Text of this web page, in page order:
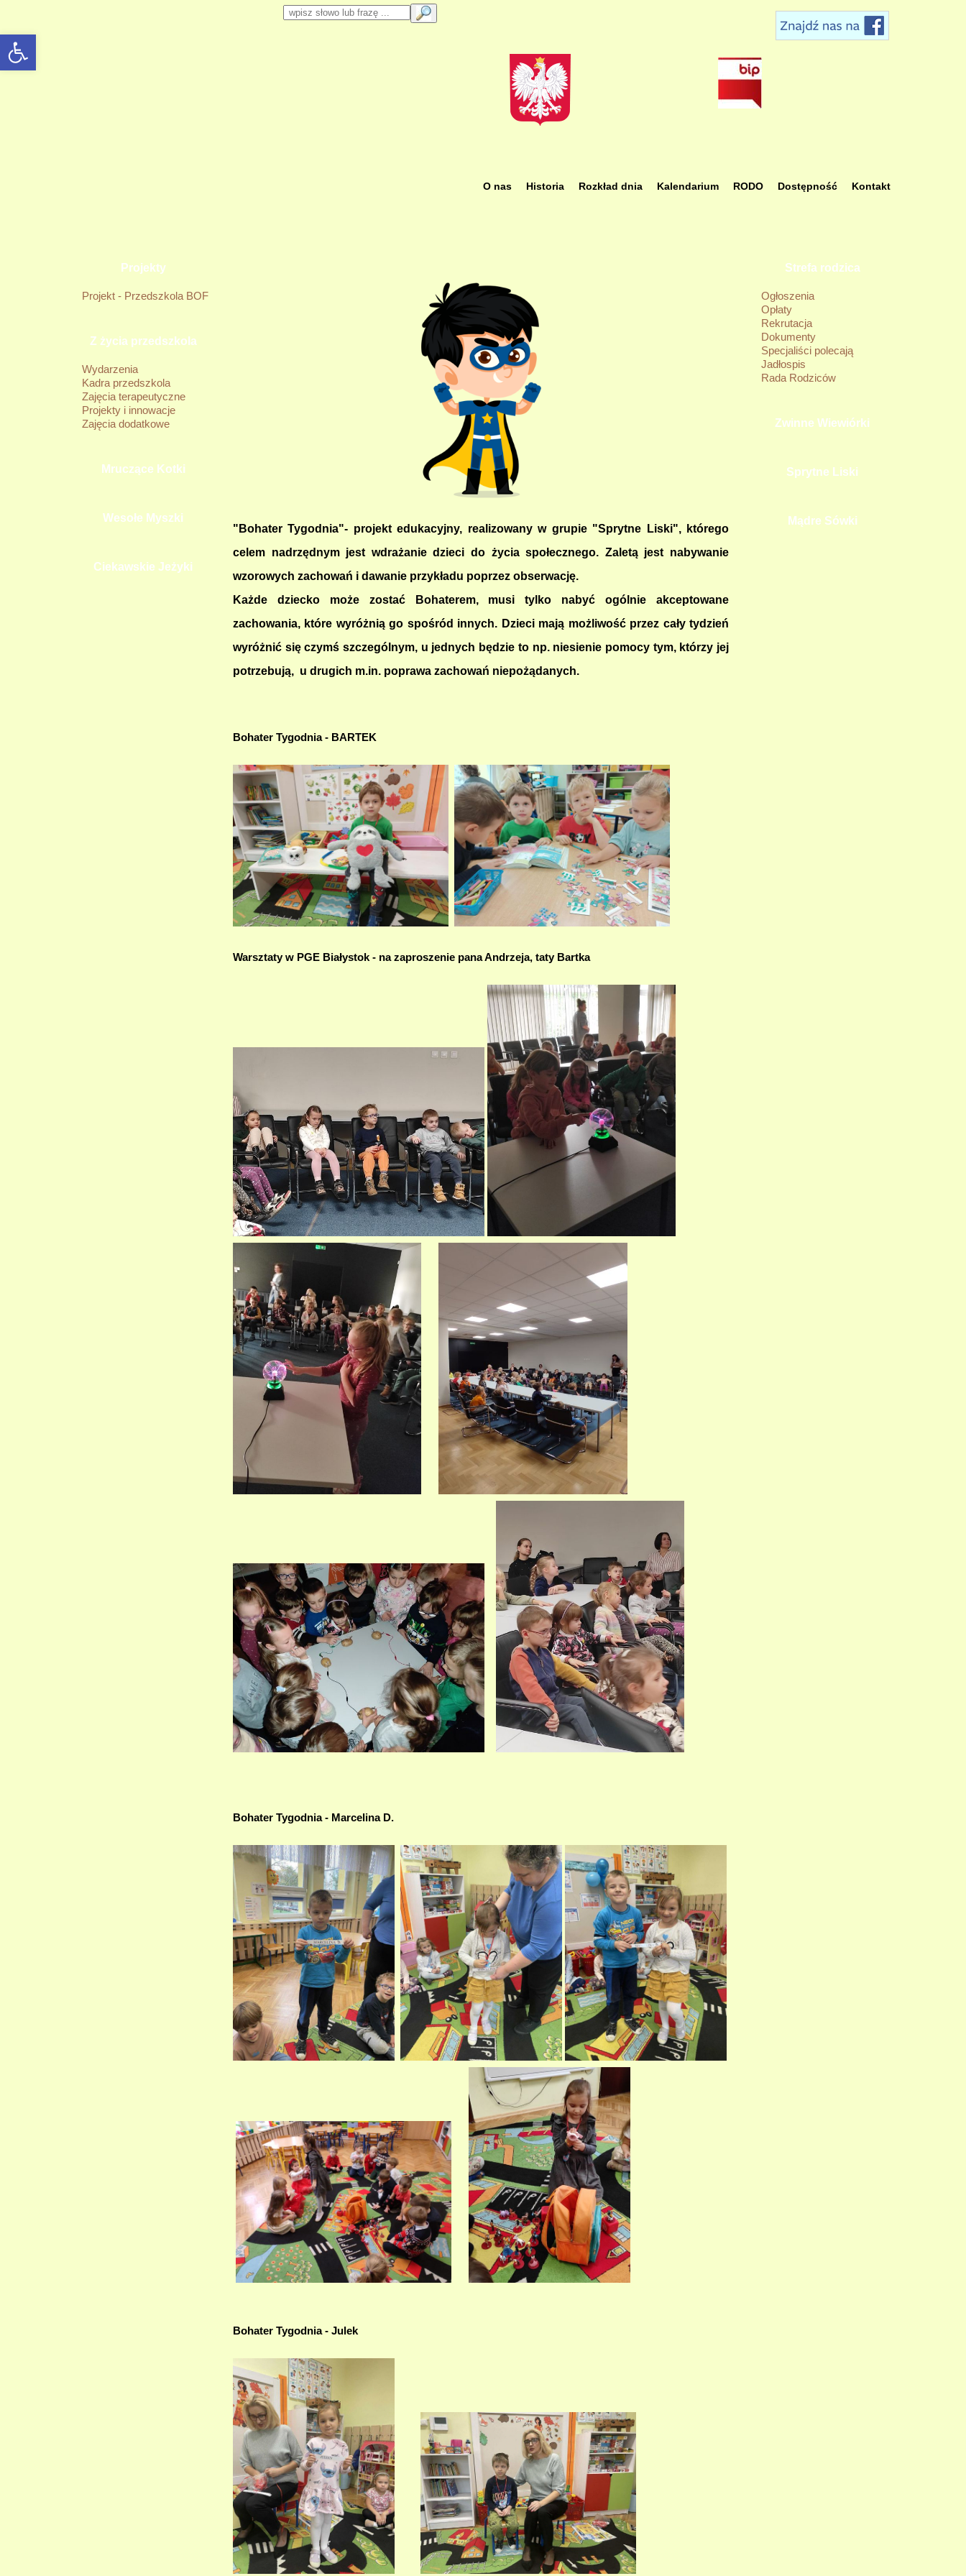
rozwiń/zwiń panel
Wpisz słowo lub frazę
O nas Historia Rozkład dnia Kalendarium RODO Dostępność Kontakt
Projekty
Projekt - Przedszkola BOF
Z życia przedszkola
Wydarzenia
Kadra przedszkola
Zajęcia terapeutyczne
Projekty i innowacje
Zajęcia dodatkowe
Mruczące Kotki
Wesołe Myszki
Ciekawskie Jeżyki
Strefa rodzica
Ogłoszenia
Opłaty
Rekrutacja
Dokumenty
Specjaliści polecają
Jadłospis
Rada Rodziców
Zwinne Wiewiórki
Sprytne Liski
Mądre Sówki
"Bohater Tygodnia"- projekt edukacyjny, realizowany w grupie "Sprytne Liski", którego
celem nadrzędnym jest wdrażanie dzieci do życia społecznego. Zaletą jest nabywanie
wzorowych zachowań i dawanie przykładu poprzez obserwację.
Każde dziecko może zostać Bohaterem, musi tylko nabyć ogólnie akceptowane
zachowania, które wyróżnią go spośród innych. Dzieci mają możliwość przez cały tydzień
wyróżnić się czymś szczególnym, u jednych będzie to np. niesienie pomocy tym, którzy jej
potrzebują, u drugich m.in. poprawa zachowań niepożądanych.
Bohater Tygodnia - BARTEK
Warsztaty w PGE Białystok - na zaproszenie pana Andrzeja, taty Bartka
Bohater Tygodnia - Marcelina D.
Bohater Tygodnia - Julek